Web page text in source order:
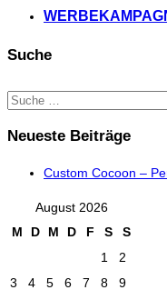
Suche
Suchen
nach:
Neueste Beiträge
Custom Cocoon –
August 2026
M
D M D F S
S
1
2
3
4 5 6 7 8
9